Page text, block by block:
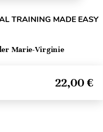
TRAINING MADE EASY
Marie-Virginie
22,00 €